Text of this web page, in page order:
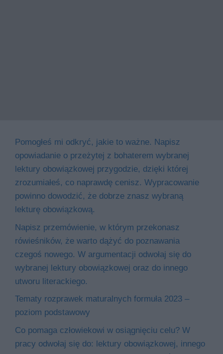
Pomogłeś mi odkryć, jakie to ważne. Napisz
opowiadanie o przeżytej z bohaterem wybranej
lektury obowiązkowej przygodzie, dzięki której
zrozumiałeś, co naprawdę cenisz. Wypracowanie
powinno dowodzić, że dobrze znasz wybraną
lekturę obowiązkową.
Napisz przemówienie, w którym przekonasz
rówieśników, że warto dążyć do poznawania
czegoś nowego. W argumentacji odwołaj się do
wybranej lektury obowiązkowej oraz do innego
utworu literackiego.
Tematy rozprawek maturalnych formuła 2023 –
poziom podstawowy
Co pomaga człowiekowi w osiągnięciu celu? W
pracy odwołaj się do: lektury obowiązkowej, innego